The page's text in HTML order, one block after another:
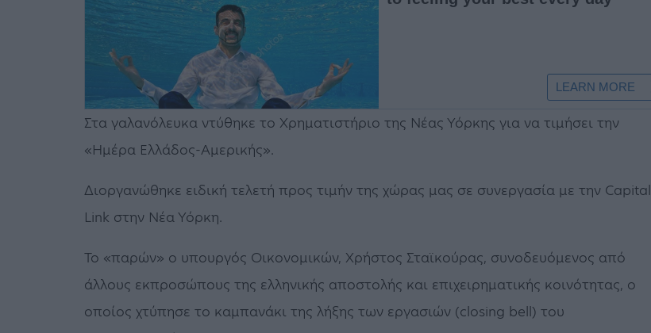
Στα γαλανόλευκα ντύθηκε το Χρηματιστήριο της Νέας Υόρκης για να τιμήσει την
«Ημέρα Ελλάδος-Αμερικής».
Διοργανώθηκε ειδική τελετή προς τιμήν της χώρας μας σε συνεργασία με την Capital
Link στην Νέα Υόρκη.
Το «παρών» ο υπουργός Οικονομικών, Χρήστος Σταϊκούρας, συνοδευόμενος από
άλλους εκπροσώπους της ελληνικής αποστολής και επιχειρηματικής κοινότητας, o
οποίος χτύπησε το καμπανάκι της λήξης των εργασιών (closing bell) του